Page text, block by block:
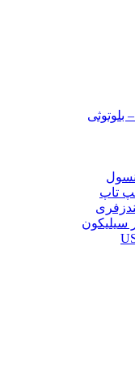
بلوتوثی
تاپ
سیلیکون